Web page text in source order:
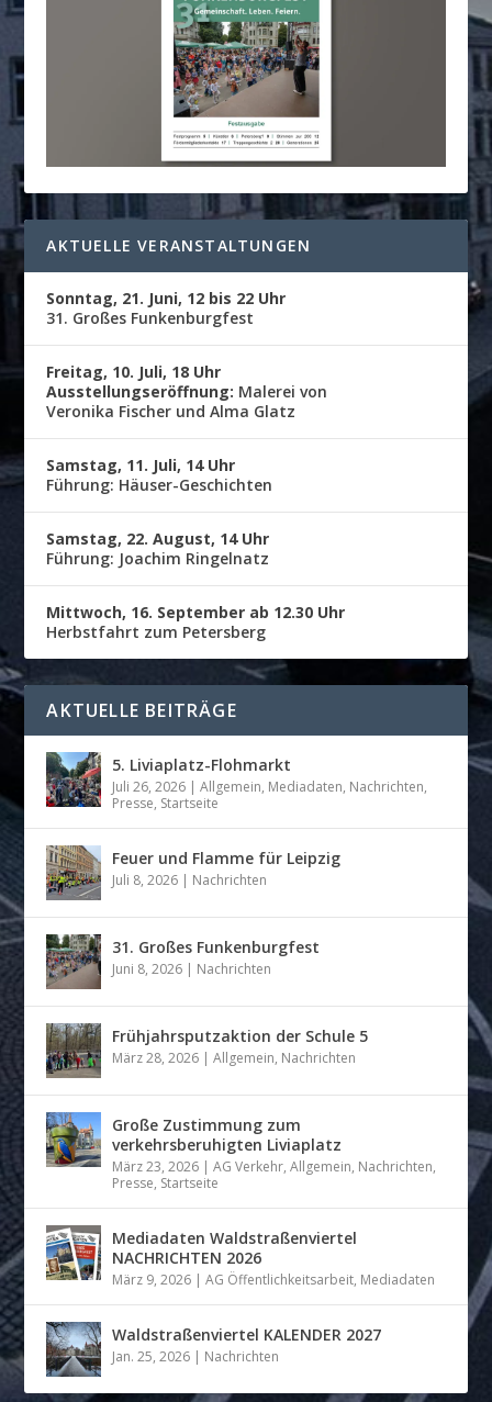
AKTUELLE VERANSTALTUNGEN
Sonntag, 21. Juni, 12 bis 22 Uhr
31. Großes Funkenburgfest
Freitag, 10. Juli, 18 Uhr
Ausstellungseröffnung: Malerei von
Veronika Fischer und Alma Glatz
Samstag, 11. Juli, 14 Uhr
Führung: Häuser-Geschichten
Samstag, 22. August, 14 Uhr
Führung: Joachim Ringelnatz
Mittwoch, 16. September ab 12.30 Uhr
Herbstfahrt zum Petersberg
AKTUELLE BEITRÄGE
5. Liviaplatz-Flohmarkt
Juli 26, 2026 |Allgemein, Mediadaten, Nachrichten,
Presse, Startseite
Feuer und Flamme für Leipzig
Juli 8, 2026 | Nachrichten
31. Großes Funkenburgfest
Juni 8, 2026 | Nachrichten
Frühjahrsputzaktion der Schule 5
März 28, 2026 |Allgemein, Nachrichten
Große Zustimmung zum
verkehrsberuhigten Liviaplatz
März 23, 2026 |AG Verkehr,Allgemein, Nachrichten,
Presse, Startseite
Mediadaten Waldstraßenviertel
NACHRICHTEN 2026
März 9, 2026 |AG Öffentlichkeitsarbeit, Mediadaten
Waldstraßenviertel KALENDER 2027
Jan. 25, 2026 | Nachrichten